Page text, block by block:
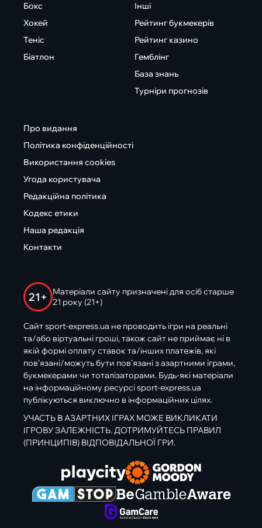
Бокс
Хокей
Теніс
Біатлон
Інші
Рейтинг букмекерів
Рейтинг казино
Гемблінг
База знань
Турніри прогнозів
Про видання
Політика конфіденційності
Використання cookies
Угода користувача
Редакційна політика
Кодекс етики
Наша редакція
Контакти
21+
Матеріали сайту призначені для осіб старше
21 року (21+)
Сайт sport-express.ua не проводить ігри на реальні
та/або віртуальні гроші, також сайт не приймає ні в
якій формі оплату ставок та/інших платежів, які
пов’язані/можуть бути пов’язані з азартними іграми,
букмекерами чи тоталізаторами. Будь-які матеріали
на інформаційному ресурсі sport-express.ua
публікуються виключно в інформаційних цілях.
УЧАСТЬ В АЗАРТНИХ ІГРАХ МОЖЕ ВИКЛИКАТИ
ІГРОВУ ЗАЛЕЖНІСТЬ. ДОТРИМУЙТЕСЬ ПРАВИЛ
(ПРИНЦИПІВ) ВІДПОВІДАЛЬНОЇ ГРИ.